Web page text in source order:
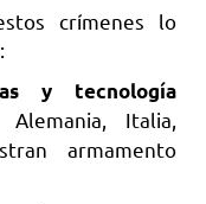
crímenes lo
y tecnología
Alemania, Italia,
armamento